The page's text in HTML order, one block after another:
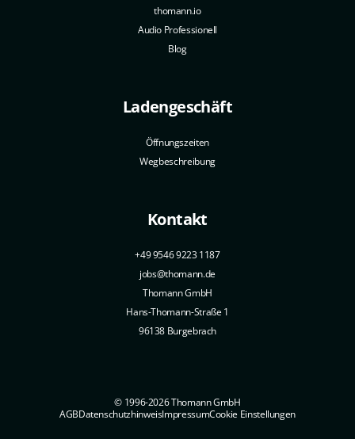
thomann.io
Audio Professionell
Blog
Ladengeschäft
Öffnungszeiten
Wegbeschreibung
Kontakt
+49 9546 9223 1187
jobs@thomann.de
Thomann GmbH
Hans-Thomann-Straße 1
96138 Burgebrach
© 1996-2026 Thomann GmbH
AGBDatenschutzhinweisImpressumCookie Einstellungen